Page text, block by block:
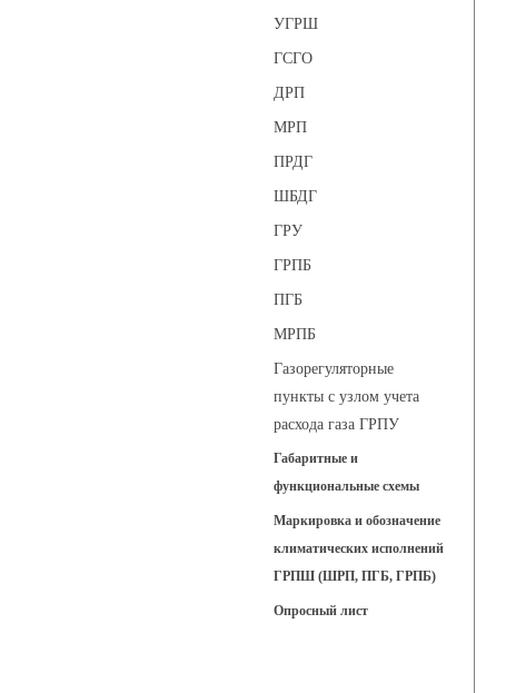
УГРШ
ГСГО
ДРП
МРП
ПРДГ
ШБДГ
ГРУ
ГРПБ
ПГБ
МРПБ
Газорегуляторные
пункты с узлом учета
расхода газа ГРПУ
Габаритные и
функциональные схемы
Маркировка и обозначение
климатических исполнений
ГРПШ (ШРП, ПГБ, ГРПБ)
Опросный лист